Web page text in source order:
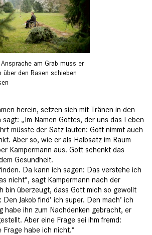
am Grab muss er
über den Rasen schieben
herein, setzen sich mit Tränen in den
sagt: „Im Namen Gottes, der uns das Leben
müsste der Satz lauten: Gott nimmt auch
Aber so, wie er als Halbsatz im Raum
Kampermann aus. Gott schenkt das
Gesundheit.
Da kann ich sagen: Das verstehe ich
nicht“, sagt Kampermann nach der
bin überzeugt, dass Gott mich so gewollt
Jakob find’ ich super. Den mach’ ich
habe ihn zum Nachdenken gebracht, er
Aber eine Frage sei ihm fremd:
Frage habe ich nicht.“